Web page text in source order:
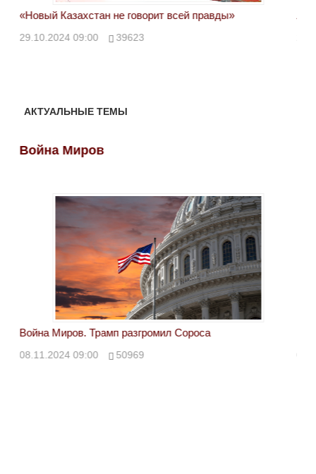
«Новый Казахстан не говорит всей правды»
29.10.2024 09:00 39623
АКТУАЛЬНЫЕ ТЕМЫ
Война Миров
Война Миров. Трамп разгромил Сороса
08.11.2024 09:00 50969